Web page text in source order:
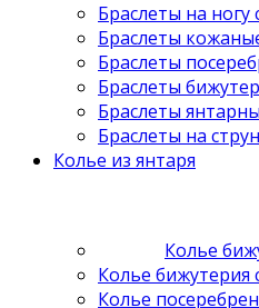
Браслеты на ногу
Браслеты
Браслеты
Браслеты
Браслеты
Браслеты на
Колье из янтаря
Колье
Колье бижутерия
Колье